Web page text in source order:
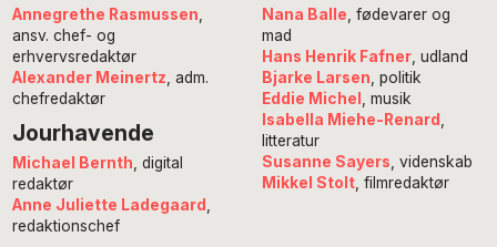
Annegrethe Rasmussen
ansv. chef- og
erhvervsredaktør
Alexander Meinertz , adm.
chefredaktør
Jourhavende
Michael Bernth , digital
redaktør
Anne Juliette Ladegaard
redaktionschef
Nana Balle , fødevarer og
mad
Hans Henrik Fafner, udland
Bjarke Larsen , politik
Eddie Michel
, musik
Isabella Miehe-Renard
litteratur
Susanne Sayers , videnskab
Mikkel Stolt, filmredaktør